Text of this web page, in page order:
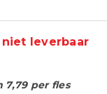
leverbaar
7,79 per fles